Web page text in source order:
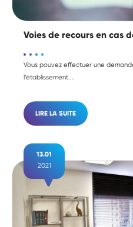
Voies de recours en cas
Vous pouvez effectuer une
l’établissement...
LIRE LA SUITE
13.01
2021